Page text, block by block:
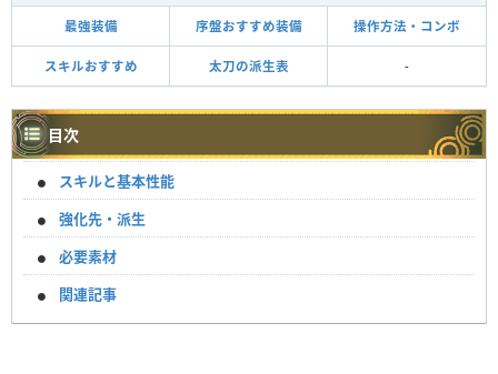
最強装備 序盤おすすめ装備 操作方法・コンボ
スキルおすすめ 太刀の派生表 -
目次
スキルと基本性能
強化先・派生
必要素材
関連記事